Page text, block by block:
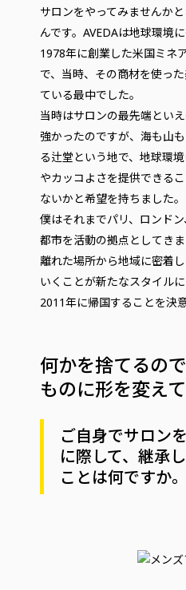
サロンをやってみませんか
んです。AVEDAは地球環境
1978年に創業した米国ミネ
で、当時、その商材を使っ
ている最中でした。
当時はサロンの最先端とい
強かったのですが、海も山
る辻堂という地で、地球環
やカッコよさを提供できる
ないかと希望を持ちました。
僕はそれまでパリ、ロンド
都市を活動の拠点としてき
離れた場所から地域に密着
いくことが新たなスタイル
2011年に帰国することを決
何かを捨てるの
ものに形を変え
ご自身でサロン
に際して、継承
ことは何ですか。